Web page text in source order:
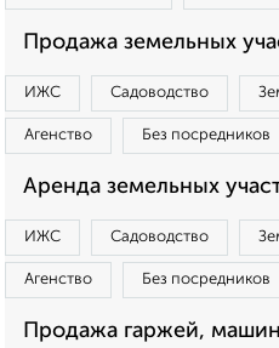
Продажа земельных
ИЖС Садоводство
Агенство Без посредников
Аренда земельных
ИЖС Садоводство
Агенство Без посредников
Продажа гаржей,